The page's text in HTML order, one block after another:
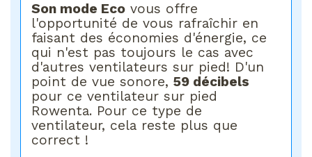
Son mode Eco vous offre
l'opportunité de vous rafraîchir en
faisant des économies d'énergie, ce
qui n'est pas toujours le cas avec
d'autres ventilateurs sur pied! D'un
point de vue sonore,59 décibels
pour ce ventilateur sur pied
Rowenta. Pour ce type de
ventilateur, cela reste plus que
correct !